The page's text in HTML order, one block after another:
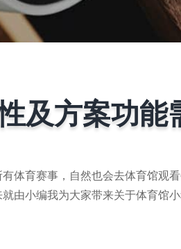
及方案功能
体育赛事，自然也会去体育馆观
小编我为大家带来关于体育馆小